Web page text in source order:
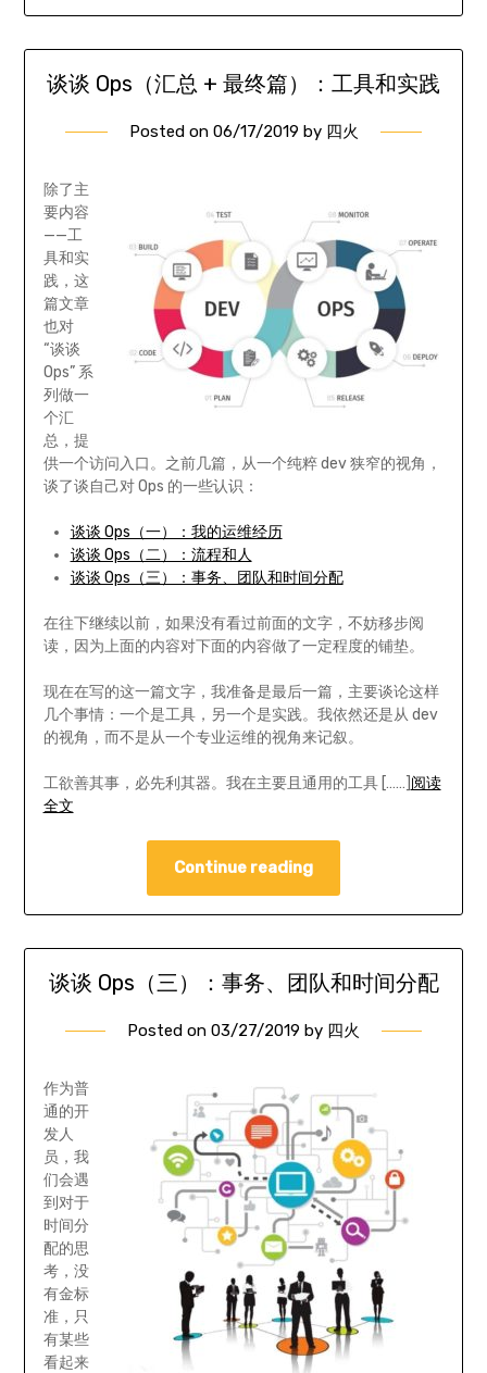
谈谈 Ops（汇总 + 最终篇）：工具和实践
Posted on 06/17/2019 by 四火
除了主
要内容
——工
具和实
践，这
篇文章
也对
“谈谈
Ops” 系
列做一
个汇
总，提
供一个访问入口。之前几篇，从一个纯粹 dev 狭窄的视角，
谈了谈自己对 Ops 的一些认识：
谈谈 Ops（一）：我的运维经历
谈谈 Ops（二）：流程和人
谈谈 Ops（三）：事务、团队和时间分配
在往下继续以前，如果没有看过前面的文字，不妨移步阅
读，因为上面的内容对下面的内容做了一定程度的铺垫。
现在在写的这一篇文字，我准备是最后一篇，主要谈论这样
几个事情：一个是工具，另一个是实践。我依然还是从 dev
的视角，而不是从一个专业运维的视角来记叙。
工欲善其事，必先利其器。我在主要且通用的工具 [……] 阅读
全文
Continue reading
谈谈 Ops（三）：事务、团队和时间分配
Posted on 03/27/2019 by 四火
作为普
通的开
发人
员，我
们会遇
到对于
时间分
配的思
考，没
有金标
准，只
有某些
看起来